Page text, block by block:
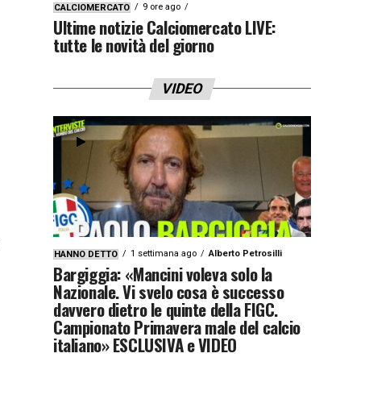
CALCIOMERCATO 9 ore ago
Ultime notizie Calciomercato LIVE:
tutte le novità del giorno
VIDEO
HANNO DETTO 1 settimana ago Alberto Petrosilli
Bargiggia: «Mancini voleva solo la
Nazionale. Vi svelo cosa è successo
davvero dietro le quinte della FIGC.
Campionato Primavera male del calcio
italiano» ESCLUSIVA e VIDEO